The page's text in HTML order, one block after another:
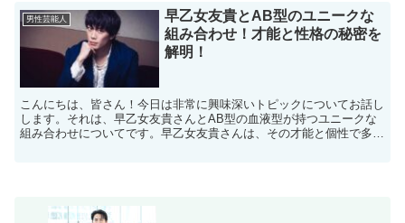
男性芸能人
早乙女友貴とAB型のユニークな
組み合わせ！才能と性格の秘密を
解明！
こんにちは、皆さん！今日は非常に興味深いトピックについてお話し
します。それは、早乙女友貴さんとAB型の血液型が持つユニークな
組み合わせについてです。早乙女友貴さんは、その才能と個性で多く